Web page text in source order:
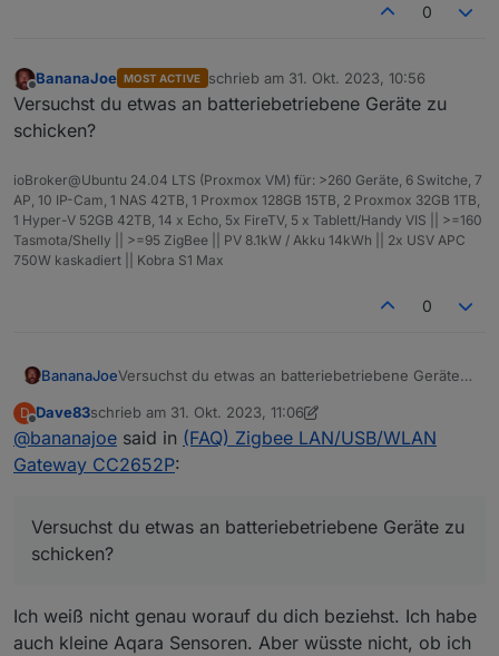
0
Offline
BananaJoe MOST ACTIVE schrieb am 31. Okt. 2023, 10:56
zuletzt editiert von
Versuchst du etwas an batteriebetriebene Geräte zu
schicken?
ioBroker@Ubuntu 24.04 LTS (Proxmox VM) für: >260 Geräte, 6 Switche, 7
AP, 10 IP-Cam, 1 NAS 42TB, 1 Proxmox 128GB 15TB, 2 Proxmox 32GB 1TB,
1 Hyper-V 52GB 42TB, 14 x Echo, 5x FireTV, 5 x Tablett/Handy VIS || >=160
Tasmota/Shelly || >=95 ZigBee || PV 8.1kW / Akku 14kWh || 2x USV APC
750W kaskadiert || Kobra S1 Max
0
BananaJoeVersuchst du etwas an batteriebetriebene Geräte
D
Offline
Dave83schrieb am 31. Okt. 2023, 11:06
zuletzt editiert von Dave83
@bananajoe said in (FAQ) Zigbee LAN/USB/WLAN
Gateway CC2652P:
Versuchst du etwas an batteriebetriebene Geräte zu
schicken?
Ich weiß nicht genau worauf du dich beziehst. Ich habe
auch kleine Aqara Sensoren. Aber wüsste nicht, ob ich